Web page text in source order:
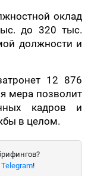
оклад
до 320 тыс.
должности и
12 876
мера позволит
кадров и
в целом.
!